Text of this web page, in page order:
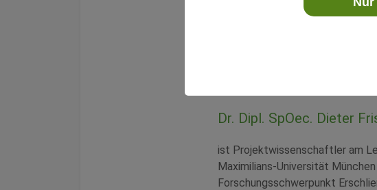
Ferner werden Ansätze einer
Überprüfung sowie
Dr. Dipl. SpOec. Dieter
ist Projektwissenschaftler am
Maximilians-Universität
Forschungsschwerpunkt